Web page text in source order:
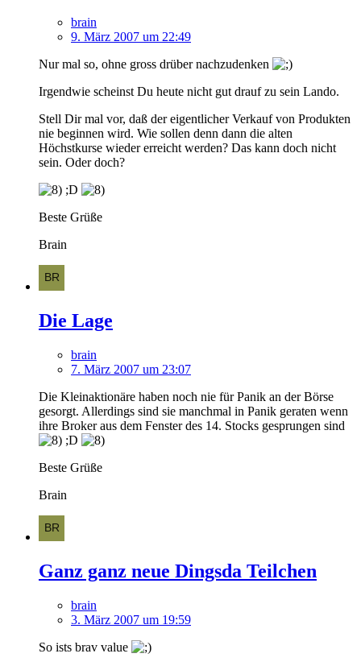
brain
9. März 2007 um 22:49
Nur mal so, ohne gross drüber nachzudenken
Irgendwie scheinst Du heute nicht gut drauf zu sein Lando.
Stell Dir mal vor, daß der eigentlicher Verkauf von Produkten
nie beginnen wird. Wie sollen denn dann die alten
Höchstkurse wieder erreicht werden? Das kann doch nicht
sein. Oder doch?
;D
Beste Grüße
Brain
Die Lage
brain
7. März 2007 um 23:07
Die Kleinaktionäre haben noch nie für Panik an der Börse
gesorgt. Allerdings sind sie manchmal in Panik geraten wenn
ihre Broker aus dem Fenster des 14. Stocks gesprungen sind
;D
Beste Grüße
Brain
Ganz ganz neue Dingsda Teilchen
brain
3. März 2007 um 19:59
So ists brav value